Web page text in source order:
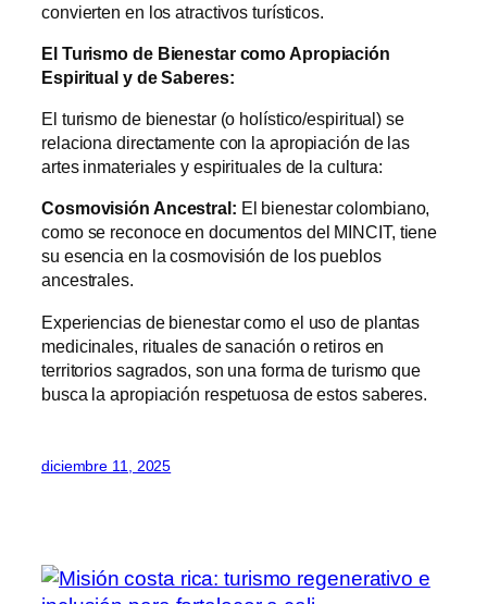
convierten en los atractivos turísticos.
El Turismo de Bienestar como Apropiación
Espiritual y de Saberes:
El turismo de bienestar (o holístico/espiritual) se
relaciona directamente con la apropiación de las
artes inmateriales y espirituales de la cultura:
Cosmovisión Ancestral: El bienestar colombiano,
como se reconoce en documentos del MINCIT, tiene
su esencia en la cosmovisión de los pueblos
ancestrales.
Experiencias de bienestar como el uso de plantas
medicinales, rituales de sanación o retiros en
territorios sagrados, son una forma de turismo que
busca la apropiación respetuosa de estos saberes.
diciembre 11, 2025